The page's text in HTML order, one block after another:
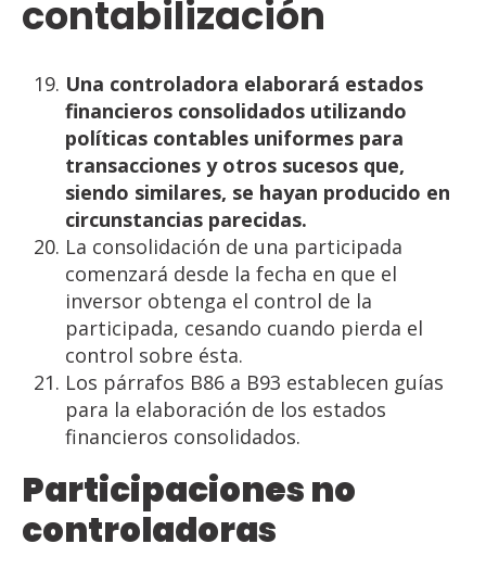
contabilización
Una controladora elaborará estados
financieros consolidados utilizando
políticas contables uniformes para
transacciones y otros sucesos que,
siendo similares, se hayan producido en
circunstancias parecidas.
La consolidación de una participada
comenzará desde la fecha en que el
inversor obtenga el control de la
participada, cesando cuando pierda el
control sobre ésta.
Los párrafos B86 a B93 establecen guías
para la elaboración de los estados
financieros consolidados.
Participacionesno
controladoras